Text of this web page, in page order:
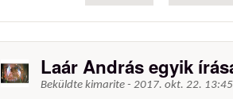
Laár András egyik
Beküldte kimarite - 2017. okt. 22. 13:45